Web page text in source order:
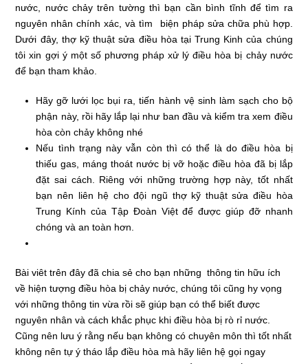
nước, nước chảy trên tường thì bạn cần bình tĩnh để tìm ra
nguyên nhân chính xác, và tìm biện pháp sửa chữa phù hợp.
Dưới đây, thợ kỹ thuật sửa điều hòa tại Trung Kinh của chúng
tôi xin gợi ý một số phương pháp xử lý điều hòa bị chảy nước
để bạn tham khảo.
Hãy gỡ lưới lọc bụi ra, tiến hành vệ sinh làm sạch cho bộ
phận này, rồi hãy lắp lại như ban đầu và kiểm tra xem điều
hòa còn chảy không nhé
Nếu tình trạng này vẫn còn thì có thể là do điều hòa bị
thiếu gas, máng thoát nước bị vỡ hoặc điều hòa đã bị lắp
đặt sai cách. Riêng với những trường hợp này, tốt nhất
bạn nên liên hệ cho đội ngũ thợ kỹ thuật sửa điều hòa
Trung Kính của Tập Đoàn Việt để được giúp đỡ nhanh
chóng và an toàn hơn.
Bài viêt trên đây đã chia sẻ cho bạn những thông tin hữu ích
về hiện tượng điều hòa bị chảy nước, chúng tôi cũng hy vọng
với những thông tin vừa rồi sẽ giúp bạn có thể biết được
nguyên nhân và cách khắc phục khi điều hòa bị rò rỉ nước.
Cũng nên lưu ý rằng nếu bạn không có chuyên môn thì tốt nhất
không nên tự ý tháo lắp điều hòa mà hãy liên hệ gọi ngay